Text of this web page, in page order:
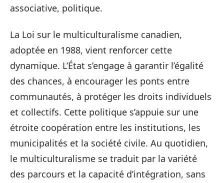
associative, politique.
La Loi sur le multiculturalisme canadien,
adoptée en 1988, vient renforcer cette
dynamique. L’État s’engage à garantir l’égalité
des chances, à encourager les ponts entre
communautés, à protéger les droits individuels
et collectifs. Cette politique s’appuie sur une
étroite coopération entre les institutions, les
municipalités et la société civile. Au quotidien,
le multiculturalisme se traduit par la variété
des parcours et la capacité d’intégration, sans